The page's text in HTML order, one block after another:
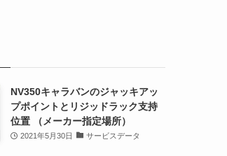
NV350キャラバンのジャッキアッ
プポイントとリジッドラック支持
位置 （メーカー指定場所）
2021年5月30日 サービスデータ